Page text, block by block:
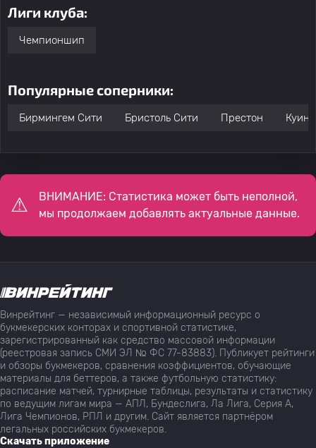
Лиги клуба:
Чемпионшип
Популярные соперники:
Бирмингем Сити Бристоль Сити Престон
ВНИМАНИЕ: Статистика может быть неполной,
мы продолжаем добавлять актуальные данные.
Винрейтинг — независимый информационный ресурс о
букмекерских конторах и спортивной статистике,
зарегистрированный как средство массовой информации
(реестровая запись СМИ ЭЛ № ФС 77-83883). Публикует рейтинги
и обзоры букмекеров, сравнения коэффициентов, обучающие
материалы для беттеров, а также футбольную статистику:
расписание матчей, турнирные таблицы, результаты и статистику
по ведущим лигам мира — АПЛ, Бундеслига, Ла Лига, Серия А,
Лига Чемпионов, РПЛ и другим. Сайт является партнёром
легальных российских букмекеров.
Скачать приложение